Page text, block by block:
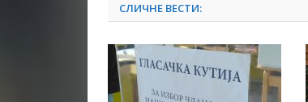
СЛИЧНЕ ВЕСТИ: